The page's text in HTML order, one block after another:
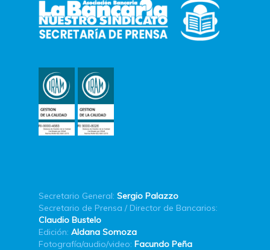
Secretario General: Sergio Palazzo
Secretario de Prensa / Director de Bancarios:
Claudio Bustelo
Edición: Aldana Somoza
Fotografía/audio/video: Facundo Peña